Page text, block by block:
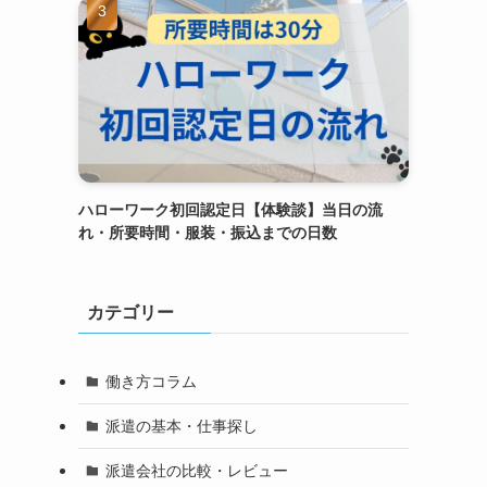
ハローワーク初回認定日【体験談】当日の流
れ・所要時間・服装・振込までの日数
カテゴリー
働き方コラム
派遣の基本・仕事探し
派遣会社の比較・レビュー